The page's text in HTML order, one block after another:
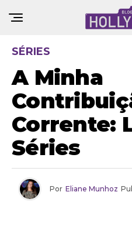
SÉRIES
A Minha
Corrente:
Séries
Por Eliane Munhoz